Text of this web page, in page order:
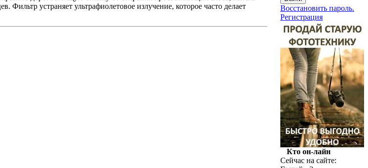
устраняет ультрафиолетовое излучение, которое часто делает
Восстановить пароль.
Регистрация
Кто он-лайн
Сейчас на сайте: